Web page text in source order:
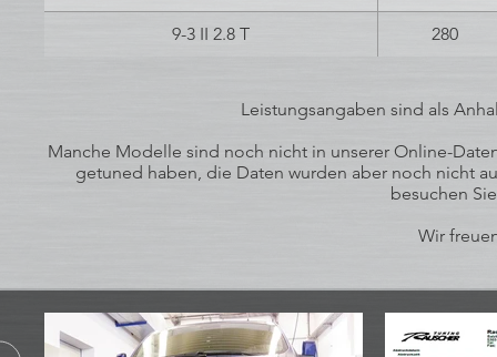
9-3 II 2.8 T 280
Leistungsangaben sind als
Manche Modelle sind noch nicht in unserer Online-
getuned haben, die Daten wurden aber noch nicht
besuchen
Wir